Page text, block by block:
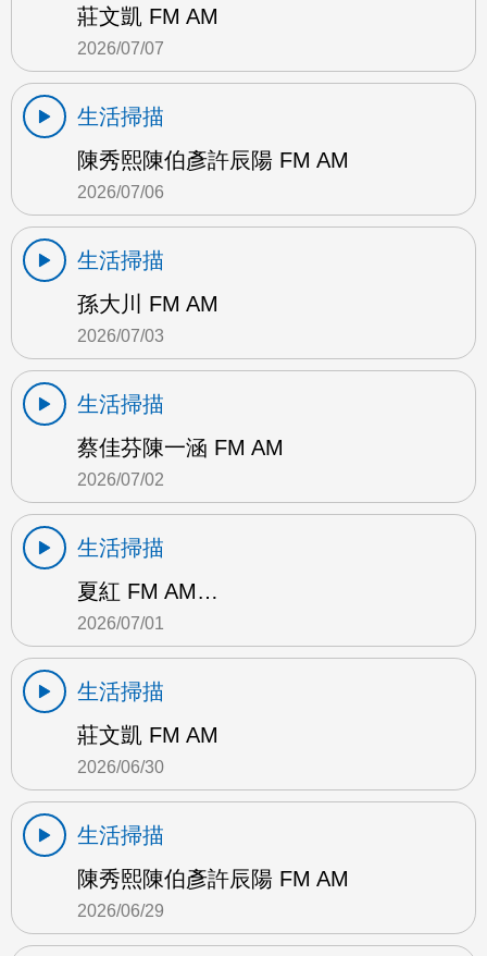
莊文凱 FM AM
2026/07/07
生活掃描
陳秀熙陳伯彥許辰陽 FM AM
2026/07/06
生活掃描
孫大川 FM AM
2026/07/03
生活掃描
蔡佳芬陳一涵 FM AM
2026/07/02
生活掃描
夏紅 FM AM…
2026/07/01
生活掃描
莊文凱 FM AM
2026/06/30
生活掃描
陳秀熙陳伯彥許辰陽 FM AM
2026/06/29